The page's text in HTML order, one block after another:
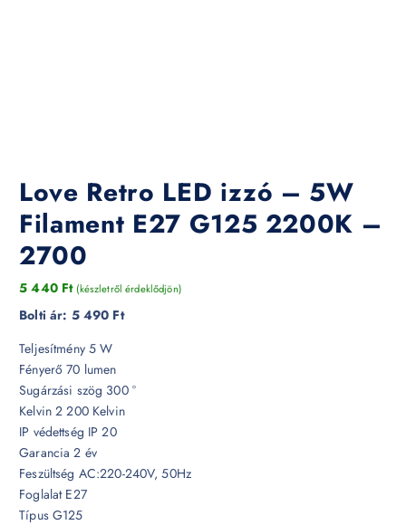
Love Retro LED izzó – 5W
Filament E27 G125 2200K –
2700
5 440 Ft (készletről érdeklődjön)
Bolti ár: 5 490 Ft
Teljesítmény 5 W
Fényerő 70 lumen
Sugárzási szög 300 °
Kelvin 2 200 Kelvin
IP védettség IP 20
Garancia 2 év
Feszültség AC:220-240V, 50Hz
Foglalat E27
Típus G125